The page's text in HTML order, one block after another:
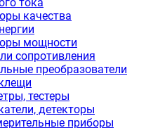
качества
мощности
сопротивления
преобразователи
тестеры
детекторы
приборы